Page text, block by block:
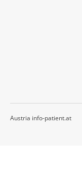
Austria info-patient.at